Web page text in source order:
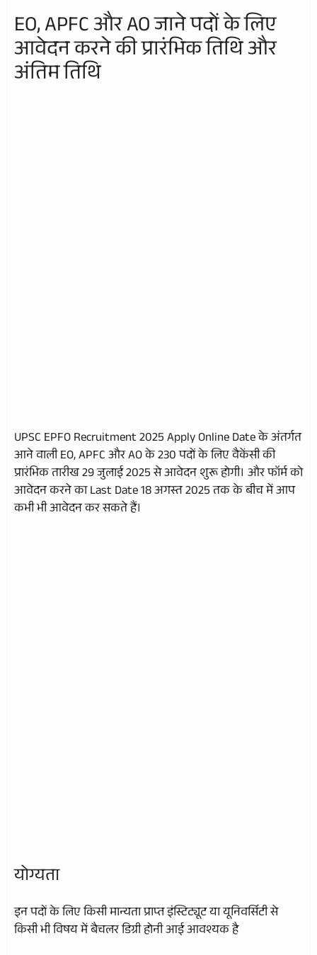
EO, APFC और AO जाने पदों के लिए
आवेदन करने की प्रारंभिक तिथि और
अंतिम तिथि
UPSC EPFO Recruitment 2025 Apply Online Date के अंतर्गत
आने वाली EO, APFC और AO के 230 पदों के लिए वैकेंसी की
प्रारंभिक तारीख 29 जुलाई 2025 से आवेदन शुरू होगी। और फॉर्म को
आवेदन करने का Last Date 18 अगस्त 2025 तक के बीच में आप
कभी भी आवेदन कर सकते हैं।
योग्यता
इन पदों के लिए किसी मान्यता प्राप्त इंस्टिट्यूट या यूनिवर्सिटी से
किसी भी विषय में बैचलर डिग्री होनी आई आवश्यक है